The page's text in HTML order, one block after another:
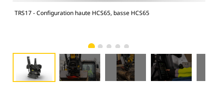
TRS17 - Configuration haute HCS65, basse HCS65